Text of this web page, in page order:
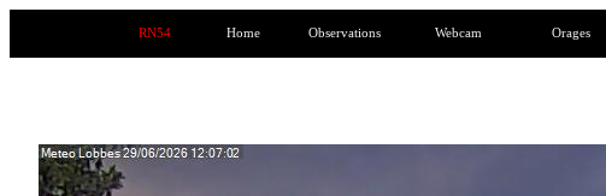
RN54 Home Observations Webcam Orages